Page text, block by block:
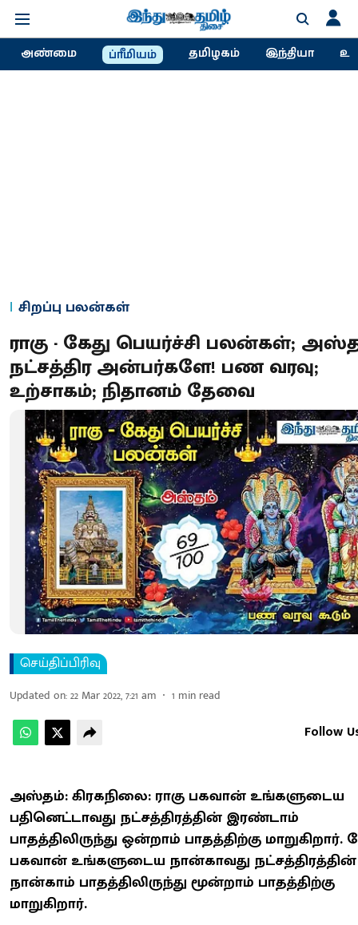
அண்மை ப்ரீமியம் தமிழகம் இந்தியா
சிறப்பு பலன்கள்
ராகு - கேது பெயர்ச்சி பலன்கள்;
நட்சத்திர அன்பர்களே! பண வரவு;
உற்சாகம்; நிதானம் தேவை
செய்திப்பிரிவு
Updated on:22 Mar 2022, 7:21 am 1 min read
Follow
அஸ்தம்: கிரகநிலை: ராகு பகவான் உங்களுடைய
பதினெட்டாவது நட்சத்திரத்தின் இரண்டாம்
பாதத்திலிருந்து ஒன்றாம் பாதத்திற்கு மாறுகிறார்.
பகவான் உங்களுடைய நான்காவது நட்சத்திரத்தின்
நான்காம் பாதத்திலிருந்து மூன்றாம் பாதத்திற்கு
மாறுகிறார்.